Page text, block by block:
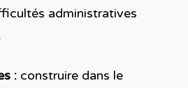
administratives
: construire dans le